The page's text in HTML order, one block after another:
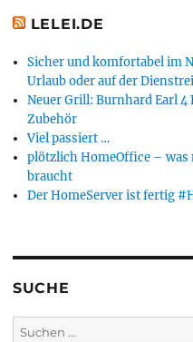
und einen guten Start in
LELEI.DE
Sicher und komfortabel im
Urlaub oder auf der
Neuer Grill: Burnhard Earl
Zubehör
Viel passiert …
plötzlich HomeOffice – was
braucht
Der HomeServer ist fertig
SUCHE
Suchen